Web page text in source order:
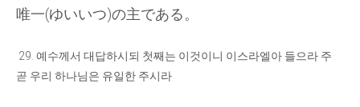
唯一(ゆいいつ)の主である。
29. 예수께서 대답하시되 첫째는 이것이니 이스라엘아 들으라 주
곧 우리 하나님은 유일한 주시라